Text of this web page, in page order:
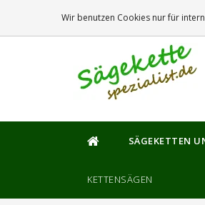
SÄGEKETTEN
KETTENSÄGEN
Wir benutzen Cookies nur für